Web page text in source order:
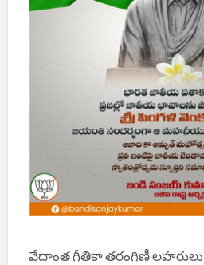
వేదాంత గీతికా తరంగిణీ లహరులు